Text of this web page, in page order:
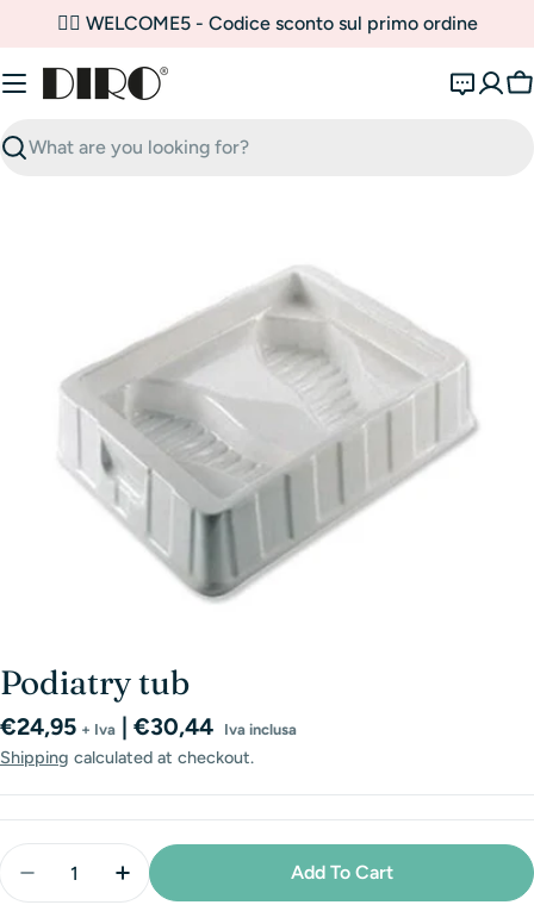
content
✌🏼 WELCOME5 - Codice sconto sul primo ordine
Search
media 0 in modal
Podiatry tub
Regular
price
€24,95 + Iva | €30,44 Iva inclusa
Shipping calculated at checkout.
Decrease Quantity For Podiatry Tub
Increase Quantity For Podiatry Tub
Add To Cart